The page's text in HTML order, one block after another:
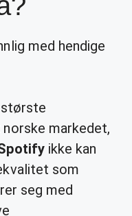
med hendige
markedet,
ikke kan
som
seg med